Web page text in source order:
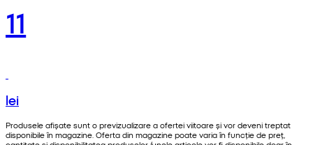
11
lei
Produsele afișate sunt o previzualizare a ofertei viitoare și vor deveni treptat
disponibile în magazine. Oferta din magazine poate varia în funcție de preț,